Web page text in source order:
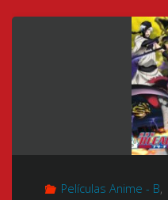
Películas Anime - B,